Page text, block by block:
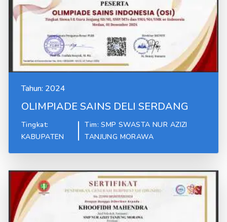
Tahun: 2024
OLIMPIADE SAINS DELI SERDANG
Tingkat:
KABUPATEN
Tim: SMP SWASTA NUR AZIZI
TANJUNG MORAWA